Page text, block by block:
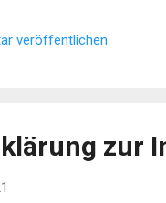
feudalen
veröffentlichen
zur